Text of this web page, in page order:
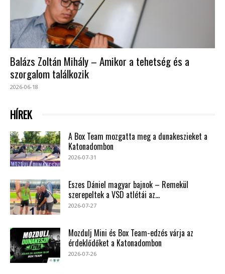
Balázs Zoltán Mihály – Amikor a tehetség és a
szorgalom találkozik
2026-06-18
HÍREK
A Box Team mozgatta meg a dunakeszieket a
Katonadombon
2026-07-31
Eszes Dániel magyar bajnok – Remekül
szerepeltek a VSD atlétái az...
2026-07-27
Mozdulj Mini és Box Team-edzés várja az
érdeklődőket a Katonadombon
2026-07-26